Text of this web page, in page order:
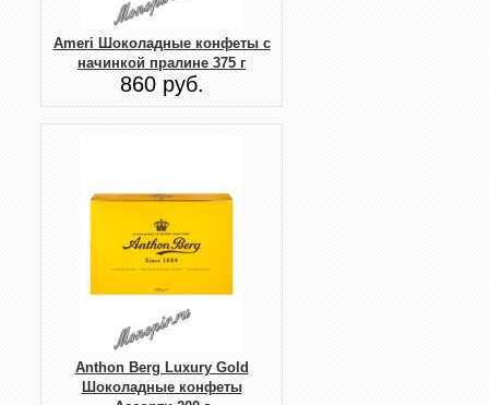
Ameri Шоколадные конфеты с
начинкой пралине 375 г
860 руб.
Anthon Berg Luxury Gold
Шоколадные конфеты